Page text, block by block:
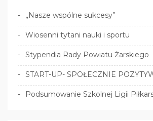
„Nasze wspólne sukcesy”
Wiosenni tytani nauki i sportu
Stypendia Rady Powiatu Żarskiego
START-UP- SPOŁECZNIE
Podsumowanie Szkolnej Ligii